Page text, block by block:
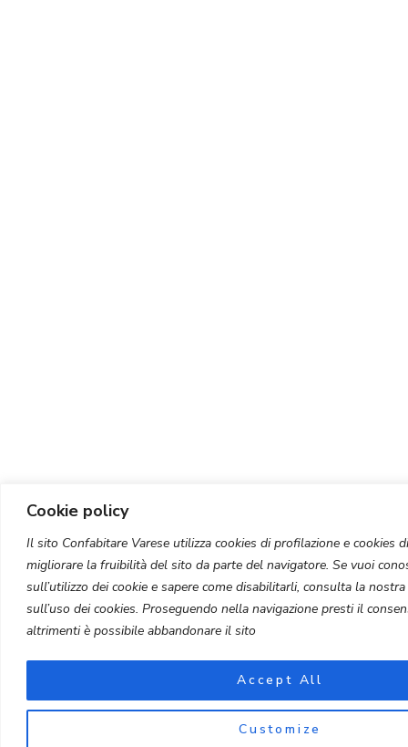
Cookie policy
Il sito Confabitare Varese utilizza cookies di profilazione e cookies
migliorare la fruibilità del sito da parte del navigatore. Se vuoi
sull’utilizzo dei cookie e sapere come disabilitarli, consulta la
sull’uso dei cookies. Proseguendo nella navigazione presti il
altrimenti è possibile abbandonare il sito
Customize
Accept All